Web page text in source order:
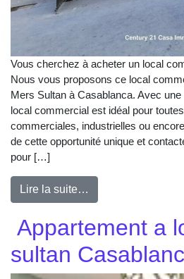
Vous cherchez à acheter un local
Nous vous proposons ce local
Mers Sultan à Casablanca. Avec
local commercial est idéal pour
commerciales, industrielles ou
de cette opportunité unique et
pour […]
Lire la suite…
Appartement a
sultan